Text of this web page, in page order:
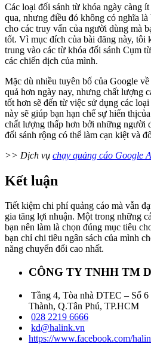
Các loại đối sánh từ khóa ngày càng
qua, nhưng điều đó không có nghĩa
cho các truy vấn của người dùng mà
tốt. Vì mục đích của bài đăng này, tôi
trung vào các từ khóa đối sánh Cụm
các chiến dịch của mình.
Mặc dù nhiều tuyên bố của Google
quả hơn ngày nay, nhưng chất lượng
tốt hơn sẽ đến từ việc sử dụng các
này sẽ giúp bạn hạn chế sự hiển
chất lượng thấp hơn bởi những người
đối sánh rộng có thể làm cạn kiệt và
>> Dịch vụ chạy quảng cáo Google
Kết luận
Tiết kiệm chi phí quảng cáo mà vẫn
gia tăng lợi nhuận. Một trong những
bạn nên làm là chọn đúng mục tiêu
bạn chỉ chi tiêu ngân sách của mình
năng chuyển đổi cao nhất.
CÔNG TY TNHH TM
Tầng 4, Tòa nhà DTEC – Số 6
Thành, Q.Tân Phú, TP.HCM
028 2219 6666
kd@halink.vn
https://www.facebook.com/